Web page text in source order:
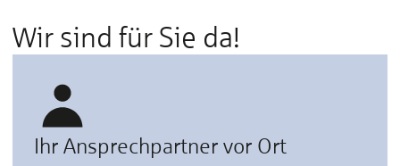
Wir sind für Sie da!
Ihr Ansprechpartner vor Ort